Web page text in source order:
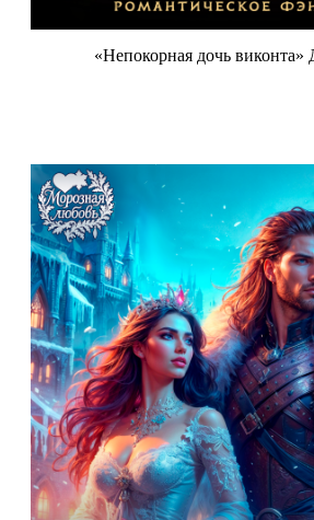
«Непокорная дочь